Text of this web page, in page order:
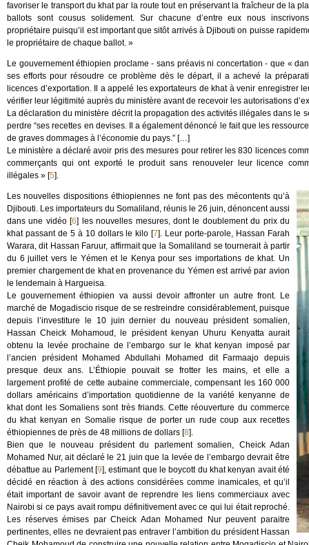
favoriser le transport du khat par la route tout en préservant la fraîcheur de la
ballots sont cousus solidement. Sur chacune d’entre eux nous
propriétaire puisqu’il est important que sitôt arrivés à Djibouti on puisse
le propriétaire de chaque ballot. »
Le gouvernement éthiopien proclame - sans préavis ni concertation - que «
ses efforts pour résoudre ce problème dès le départ, il a achevé la
licences d’exportation. Il a appelé les exportateurs de khat à venir enregistrer
vérifier leur légitimité auprès du ministère avant de recevoir les autorisations
La déclaration du ministère décrit la propagation des activités illégales dans le
perdre “ses recettes en devises. Il a également dénoncé le fait que les
de graves dommages à l’économie du pays.” […]
Le ministère a déclaré avoir pris des mesures pour retirer les 830 licences
commerçants qui ont exporté le produit sans renouveler leur licence
illégales » [5].
Les nouvelles dispositions éthiopiennes ne font pas des mécontents qu’à
Djibouti. Les importateurs du Somaliland, réunis le 26 juin, dénoncent aussi
dans une vidéo[6] les nouvelles mesures, dont le doublement du prix du
khat passant de 5 à 10 dollars le kilo [7]. Leur porte-parole, Hassan Farah
Warara, dit Hassan Faruur, affirmait que la Somaliland se tournerait à partir
du 6 juillet vers le Yémen et le Kenya pour ses importations de khat. Un
premier chargement de khat en provenance du Yémen est arrivé par avion
le lendemain à Hargueisa.
Le gouvernement éthiopien va aussi devoir affronter un autre front. Le
marché de Mogadiscio risque de se restreindre considérablement, puisque
depuis l’investiture le 10 juin dernier du nouveau président somalien,
Hassan Cheick Mohamoud, le président kenyan Uhuru Kenyatta aurait
obtenu la levée prochaine de l’embargo sur le khat kenyan imposé par
l’ancien président Mohamed Abdullahi Mohamed dit Farmaajo depuis
presque deux ans. L’Éthiopie pouvait se frotter les mains, et elle a
largement profité de cette aubaine commerciale, compensant les 160 000
dollars américains d’importation quotidienne de la variété kenyanne de
khat dont les Somaliens sont très friands. Cette réouverture du commerce
du khat kenyan en Somalie risque de porter un rude coup aux recettes
éthiopiennes de près de 48 millions de dollars [8].
Bien que le nouveau président du parlement somalien, Cheick Adan
Mohamed Nur, ait déclaré le 21 juin que la levée de l’embargo devrait être
débattue au Parlement[9], estimant que le boycott du khat kenyan avait été
décidé en réaction à des actions considérées comme inamicales, et qu’il
était important de savoir avant de reprendre les liens commerciaux avec
Nairobi si ce pays avait rompu définitivement avec ce qui lui était reproché.
Les réserves émises par Cheick Adan Mohamed Nur peuvent paraitre
pertinentes, elles ne devraient pas entraver l’ambition du président Hassan